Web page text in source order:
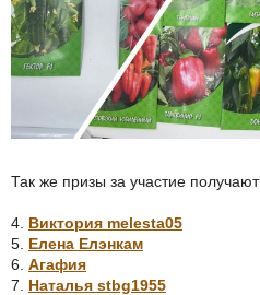
Так же призы за участие получают
4. Виктория melesta05
5. Елена Елэнкам
6. Агафия
7. Наталья stbg1955